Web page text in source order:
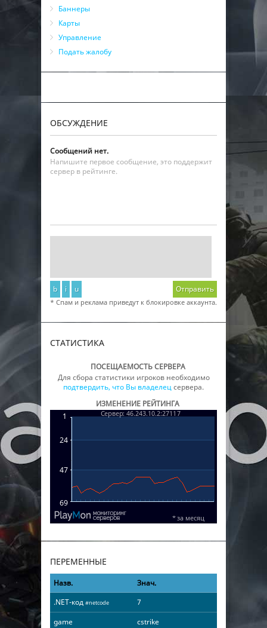
Баннеры
Карты
Управление
Подать жалобу
ОБСУЖДЕНИЕ
Сообщений нет.
Напишите первое сообщение, это поддержит
сервер в рейтинге.
b i u Отправить
* Спам и реклама приведут к блокировке аккаунта.
СТАТИСТИКА
ПОСЕЩАЕМОСТЬ СЕРВЕРА
Для сбора статистики игроков необходимо
подтвердить, что Вы владелецсервера.
ИЗМЕНЕНИЕ РЕЙТИНГА
ПЕРЕМЕННЫЕ
Назв.
Знач.
.NET-код #netcode
7
game
cstrike